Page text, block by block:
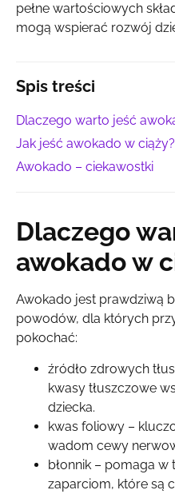
pełne wartościowych
mogą wspierać rozwój
Spis treści
Dlaczego warto jeść
Jak jeść awokado w ciąży?
Awokado – ciekawostki
Dlaczego
awokado w
Awokado jest prawdziwą
powodów, dla których
pokochać:
źródło zdrowych
kwasy tłuszczowe
dziecka.
kwas foliowy –
wadom cewy
błonnik – pomaga w
zaparciom, które są